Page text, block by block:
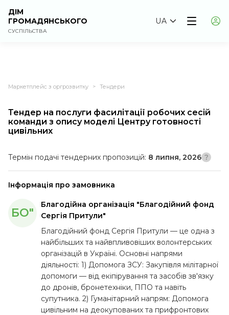
ДІМ
ГРОМАДЯНСЬКОГО
СУСПІЛЬСТВА
UA
Маркетплейс з оргрозвитку > Тендери
Тендер на послуги фасилітації робочих сесій
команди з опису моделі Центру готовності
цивільних
Термін подачі тендерних пропозицій: 8 липня, 2026
Інформація про замовника
БО"
Благодійна організація "Благодійний фонд
Сергія Притули"
Благодійний фонд Сергія Притули — це одна з
найбільших та найвпливовіших волонтерських
організацій в Україні. Основні напрями
діяльності: 1) Допомога ЗСУ: Закупівля мілітарної
допомоги — від екіпірування та засобів зв'язку
до дронів, бронетехніки, ППО та навіть
супутника. 2) Гуманітарний напрям: Допомога
цивільним на деокупованих та прифронтових